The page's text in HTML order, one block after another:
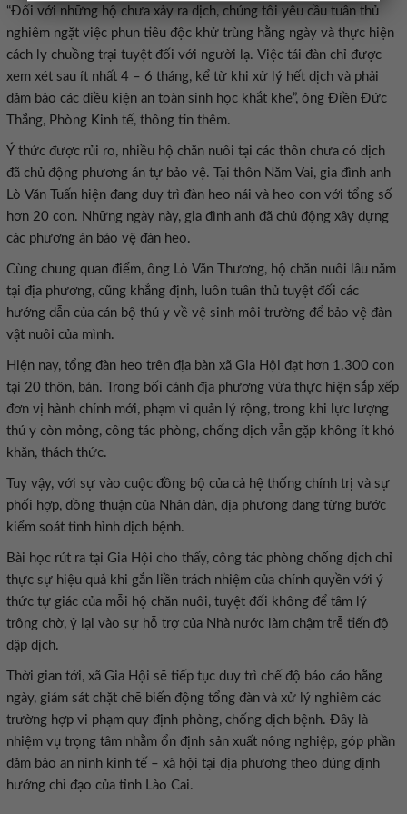
“Đối với những hộ chưa xảy ra dịch, chúng tôi yêu cầu tuân thủ
nghiêm ngặt việc phun tiêu độc khử trùng hằng ngày và thực hiện
cách ly chuồng trại tuyệt đối với người lạ. Việc tái đàn chỉ được
xem xét sau ít nhất 4 – 6 tháng, kể từ khi xử lý hết dịch và phải
đảm bảo các điều kiện an toàn sinh học khắt khe”, ông Điền Đức
Thắng, Phòng Kinh tế, thông tin thêm.
Ý thức được rủi ro, nhiều hộ chăn nuôi tại các thôn chưa có dịch
đã chủ động phương án tự bảo vệ. Tại thôn Năm Vai, gia đình anh
Lò Văn Tuấn hiện đang duy trì đàn heo nái và heo con với tổng số
hơn 20 con. Những ngày này, gia đình anh đã chủ động xây dựng
các phương án bảo vệ đàn heo.
Cùng chung quan điểm, ông Lò Văn Thương, hộ chăn nuôi lâu năm
tại địa phương, cũng khẳng định, luôn tuân thủ tuyệt đối các
hướng dẫn của cán bộ thú y về vệ sinh môi trường để bảo vệ đàn
vật nuôi của mình.
Hiện nay, tổng đàn heo trên địa bàn xã Gia Hội đạt hơn 1.300 con
tại 20 thôn, bản. Trong bối cảnh địa phương vừa thực hiện sắp xếp
đơn vị hành chính mới, phạm vi quản lý rộng, trong khi lực lượng
thú y còn mỏng, công tác phòng, chống dịch vẫn gặp không ít khó
khăn, thách thức.
Tuy vậy, với sự vào cuộc đồng bộ của cả hệ thống chính trị và sự
phối hợp, đồng thuận của Nhân dân, địa phương đang từng bước
kiểm soát tình hình dịch bệnh.
Bài học rút ra tại Gia Hội cho thấy, công tác phòng chống dịch chỉ
thực sự hiệu quả khi gắn liền trách nhiệm của chính quyền với ý
thức tự giác của mỗi hộ chăn nuôi, tuyệt đối không để tâm lý
trông chờ, ỷ lại vào sự hỗ trợ của Nhà nước làm chậm trễ tiến độ
dập dịch.
Thời gian tới, xã Gia Hội sẽ tiếp tục duy trì chế độ báo cáo hằng
ngày, giám sát chặt chẽ biến động tổng đàn và xử lý nghiêm các
trường hợp vi phạm quy định phòng, chống dịch bệnh. Đây là
nhiệm vụ trọng tâm nhằm ổn định sản xuất nông nghiệp, góp phần
đảm bảo an ninh kinh tế – xã hội tại địa phương theo đúng định
hướng chỉ đạo của tỉnh Lào Cai.